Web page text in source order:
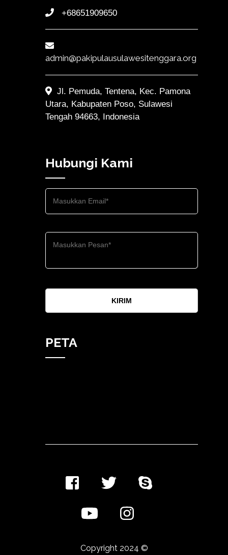
+68651909650
admin@pakipulausulawesitenggara.org
Jl. Pemuda, Tentena, Kec. Pamona
Utara, Kabupaten Poso, Sulawesi
Tengah 94663, Indonesia
Hubungi Kami
KIRIM
PETA
Copyright 2024 ©